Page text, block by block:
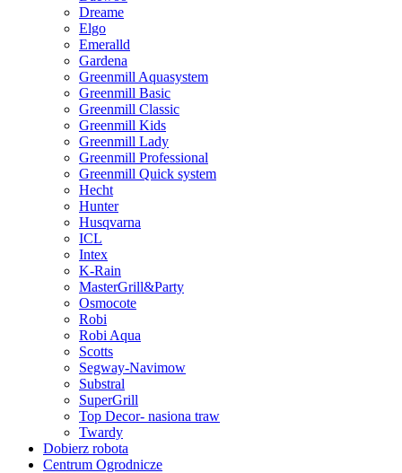
Dreame
Elgo
Emeralld
Gardena
Greenmill Aquasystem
Greenmill Basic
Greenmill Classic
Greenmill Kids
Greenmill Lady
Greenmill Professional
Greenmill Quick system
Hecht
Hunter
Husqvarna
ICL
Intex
K-Rain
MasterGrill&Party
Osmocote
Robi
Robi Aqua
Scotts
Segway-Navimow
Substral
SuperGrill
Top Decor- nasiona traw
Twardy
Dobierz robota
Centrum Ogrodnicze